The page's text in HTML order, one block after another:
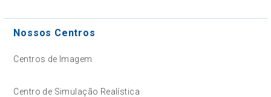
Nossos Centros
Centros de Imagem
Centro de Simulação Realística